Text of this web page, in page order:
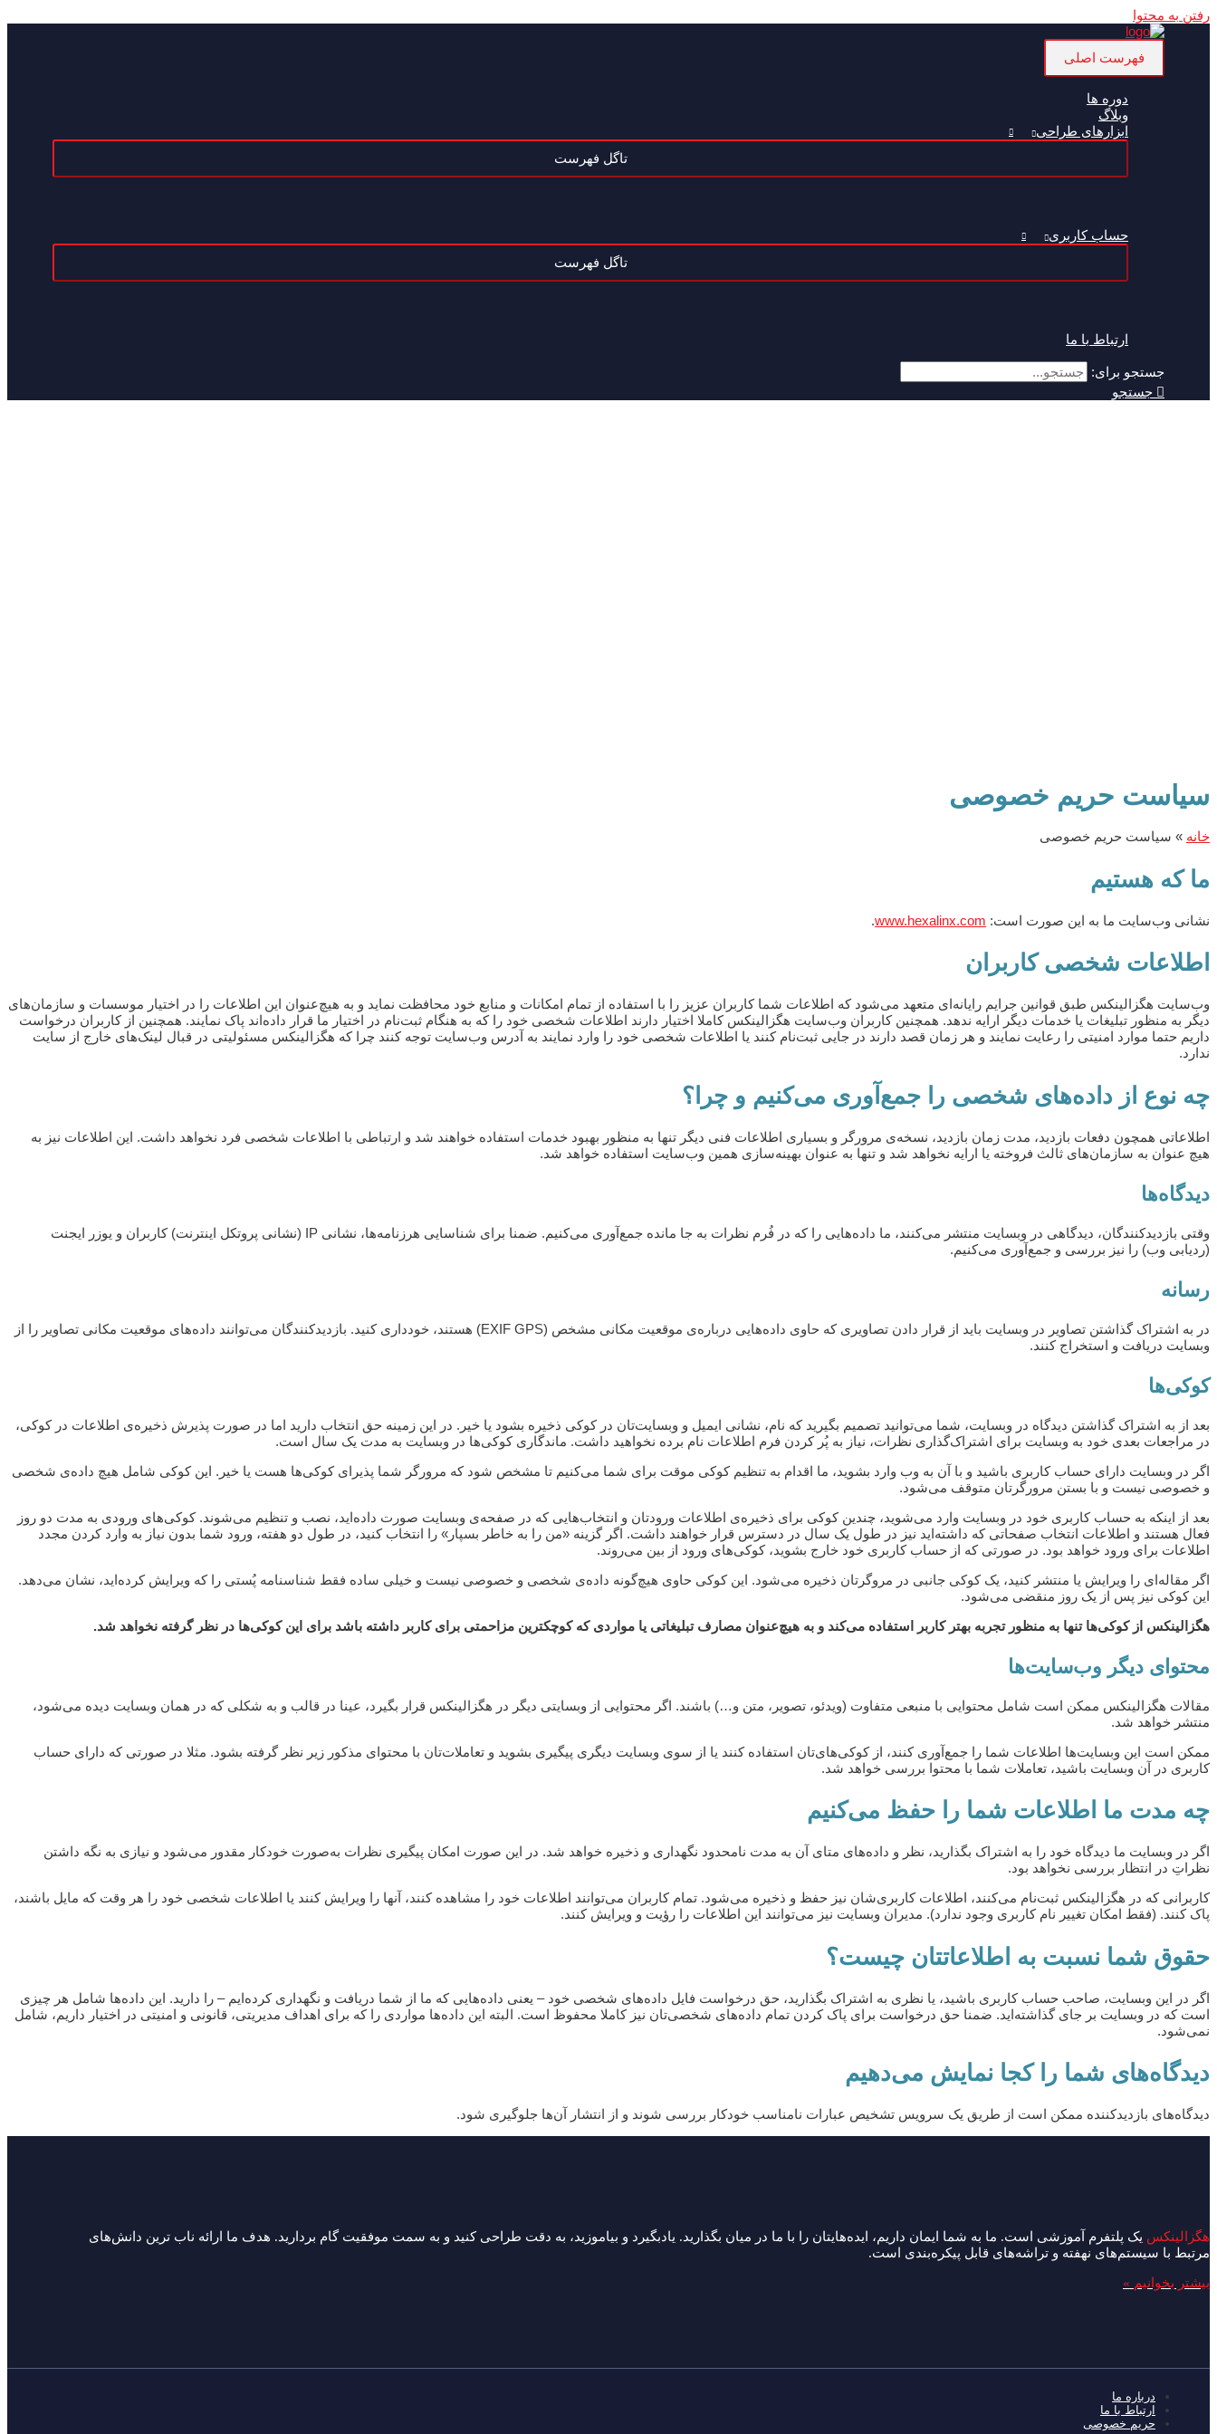
رفتن به محتوا
فهرست اصلی
دوره ها
وبلاگ
ابزارهای طراحی
تاگل فهرست
حساب کاربری
تاگل فهرست
ارتباط با ما
جستجو برای:
جستجو
سیاست حریم خصوصی
خانه » سیاست حریم خصوصی
ما که هستیم
نشانی وب‌سایت ما به این صورت است: www.hexalinx.com
.
اطلاعات شخصی کاربران
وب‌سایت هگزالینکس طبق قوانین جرایم رایانه‌ای متعهد می‌شود که اطلاعات شما کاربران عزیز را با استفاده از تمام امکانات و منابع خود محافظت نماید و به هیچ‌عنوان این اطلاعات را در اختیار موسسات و سازمان‌های
دیگر به منظور تبلیغات یا خدمات دیگر ارایه ندهد. همچنین کاربران وب‌سایت هگزالینکس کاملا اختیار دارند اطلاعات شخصی خود را که به هنگام ثبت‌نام در اختیار ما قرار داده‌اند پاک نمایند. همچنین از کاربران درخواست
داریم حتما موارد امنیتی را رعایت نمایند و هر زمان قصد دارند در جایی ثبت‌نام کنند یا اطلاعات شخصی خود را وارد نمایند به آدرس وب‌سایت توجه کنند چرا که هگزالینکس مسئولیتی در قبال لینک‌های خارج از سایت
ندارد.
چه نوع از داده‌های شخصی را جمع‌آوری می‌کنیم و چرا؟
اطلاعاتی همچون دفعات بازدید، مدت زمان بازدید،‌ نسخه‌ی مرورگر و بسیاری اطلاعات فنی دیگر تنها به منظور بهبود خدمات استفاده خواهند شد و ارتباطی با اطلاعات شخصی فرد نخواهد داشت. این اطلاعات نیز به
هیچ عنوان به سازمان‌های ثالث فروخته یا ارایه نخواهد شد و تنها به عنوان بهینه‌سازی همین وب‌سایت استفاده خواهد شد.
دیدگاه‌ها
وقتی بازدیدکنندگان، دیدگاهی در وبسایت منتشر می‌کنند، ما داده‌هایی را که در فُرم نظرات به جا مانده جمع‌آوری می‌کنیم. ضمنا برای شناسایی هرزنامه‌ها، نشانی IP (نشانی پروتکل اینترنت) کاربران و یوزر ایجنت
(ردیابی وب) را نیز بررسی و جمع‌آوری می‌کنیم.
رسانه
در به اشتراک گذاشتن تصاویر در وبسایت باید از قرار دادن تصاویری که حاوی داده‌هایی درباره‌ی موقعیت مکانی مشخص (EXIF GPS) هستند، خودداری کنید. بازدیدکنندگان می‌توانند داده‌های موقعیت مکانی تصاویر را از
وبسایت دریافت و استخراج کنند.
کوکی‌ها
بعد از به اشتراک گذاشتن دیدگاه در وبسایت، شما می‌توانید تصمیم بگیرید که نام، نشانی ایمیل و وبسایت‌تان در کوکی ذخیره بشود یا خیر. در این زمینه حق انتخاب دارید اما در صورت پذیرش ذخیره‌ی اطلاعات در کوکی،
در مراجعات بعدی خود به وبسایت برای اشتراک‌گذاری نظرات، نیاز به پُر کردن فرم اطلاعات نام‌ برده نخواهید داشت. ماندگاری کوکی‌ها در وبسایت به مدت یک سال است.
اگر در وبسایت دارای حساب کاربری باشید و با آن به وب وارد بشوید، ما اقدام به تنظیم کوکی موقت برای شما می‌کنیم تا مشخص شود که مرورگر شما پذیرای کوکی‌ها هست یا خیر. این کوکی شامل هیچ داده‌ی شخصی
و خصوصی نیست و با بستن مرورگرتان متوقف می‌شود.
بعد از اینکه به حساب کاربری خود در وبسایت وارد می‌شوید، چندین کوکی برای ذخیره‌ی اطلاعات ورودتان و انتخاب‌هایی که در صفحه‌ی وبسایت صورت داده‌اید، نصب و تنظیم می‌شوند. کوکی‌های ورودی به مدت دو روز
فعال هستند و اطلاعات انتخاب صفحاتی که داشته‌اید نیز در طول یک سال در دسترس قرار خواهند داشت. اگر گزینه «من را به خاطر بسپار» را انتخاب کنید، در طول دو هفته، ورود شما بدون نیاز به وارد کردن مجدد
اطلاعات برای ورود خواهد بود. در صورتی که از حساب کاربری خود خارج بشوید، کوکی‌های ورود از بین می‌روند.
اگر مقاله‌ای را ویرایش یا منتشر کنید، یک کوکی جانبی در مروگرتان ذخیره می‌شود. این کوکی حاوی هیچ‌گونه داده‌ی شخصی و خصوصی نیست و خیلی ساده فقط شناسنامه پُستی را که ویرایش کرده‌اید، نشان می‌دهد.
این کوکی نیز پس از یک روز منقضی می‌شود.
هگزالینکس از کوکی‌ها تنها به منظور تجربه بهتر کاربر استفاده می‌کند و به هیچ‌عنوان مصارف تبلیغاتی یا مواردی که کوچکترین مزاحمتی برای کاربر داشته باشد برای این کوکی‌ها در نظر گرفته نخواهد شد.
محتوای دیگر وب‌سایت‌ها
مقالات هگزالینکس ممکن است شامل محتوایی با منبعی متفاوت (ویدئو، تصویر، متن و…) باشند. اگر محتوایی از وبسایتی دیگر در هگزالینکس قرار بگیرد، عینا در قالب و به شکلی که در همان وبسایت دیده می‌شود،
منتشر خواهد شد.
ممکن است این وبسایت‌ها اطلاعات شما را جمع‌آوری کنند، از کوکی‌های‌تان استفاده کنند یا از سوی وبسایت دیگری پیگیری بشوید و تعاملات‌تان با محتوای مذکور زیر نظر گرفته بشود. مثلا در صورتی که دارای حساب
کاربری در آن وبسایت باشید، تعاملات شما با محتوا بررسی خواهد شد.
چه مدت ما اطلاعات شما را حفظ می‌کنیم
اگر در وبسایت ما دیدگاه خود را به اشتراک بگذارید، نظر و داده‌های متای آن به مدت نامحدود نگهداری و ذخیره خواهد شد. در این صورت امکان پیگیری نظرات به‌صورت خودکار مقدور می‌شود و نیازی به نگه داشتن
نظراتِ در انتظار بررسی نخواهد بود.
کاربرانی که در هگزالینکس ثبت‌نام می‌کنند، اطلاعات کاربری‌شان نیز حفظ و ذخیره می‌شود. تمام کاربران می‌توانند اطلاعات خود را مشاهده کنند، آنها را ویرایش کنند یا اطلاعات شخصی خود را هر وقت که مایل باشند،
پاک کنند. (فقط امکان تغییر نام کاربری وجود ندارد). مدیران وبسایت نیز می‌توانند این اطلاعات را رؤیت و ویرایش کنند.
حقوق شما نسبت به اطلاعاتتان چیست؟
اگر در این وبسایت، صاحب حساب کاربری باشید، یا نظری به اشتراک بگذارید، حق درخواست فایل داده‌های شخصی خود – یعنی داده‌هایی که ما از شما دریافت و نگهداری کرده‌ایم – را دارید. این داده‌ها شامل هر چیزی
است که در وبسایت بر جای گذاشته‌اید. ضمنا حق درخواست برای پاک کردن تمام داده‌های شخصی‌تان نیز کاملا محفوظ است. البته این داده‌ها مواردی را که برای اهداف مدیریتی، قانونی و امنیتی در اختیار داریم، شامل
نمی‌شود.
دیدگاه‌های شما را کجا نمایش می‌دهیم
دیدگاه‌های بازدیدکننده ممکن است از طریق یک سرویس تشخیص عبارات نامناسب خودکار بررسی شوند و از انتشار آن‌ها جلوگیری شود.
هگزالینکس یک پلتفرم آموزشی است. ما به شما ایمان داریم، ایده‌هایتان را با ما در میان بگذارید. یادبگیرد و بیاموزید، به دقت طراحی کنید و به سمت موفقیت گام بردارید. هدف ما ارائه ناب ترین دانش‌های
مرتبط با سیستم‌های نهفته و تراشه‌های قابل پیکره‌بندی است.
بیشتر بخوانیم »
درباره ما
ارتباط با ما
حریم خصوصی